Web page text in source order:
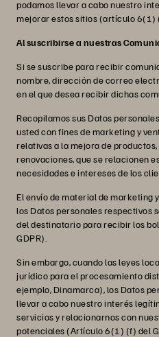
podamos llevar a cabo nuestro
mejorar estos sitios (artículo 6(1)
Al suscribirse a nuestras
Si se suscribe para recibir
nombre, dirección de correo
en el que desea recibir dichas
Recopilamos sus Datos
usted con fines de marketing y
relativas a la mejora de
renovaciones, que se relacionen
necesidades e intereses de los
El envío de material de marketing
los Datos personales respectivos
del destinatario para recibir los
GDPR).
Sin embargo, cuando las leyes
jurídico para el procesamiento
ejemplo, Dinamarca), los Datos
llevar a cabo nuestro interés
servicios y relacionarnos con
potenciales (Artículo 6(1) (f) del